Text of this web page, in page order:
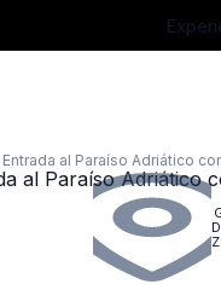
al Paraíso Adriático